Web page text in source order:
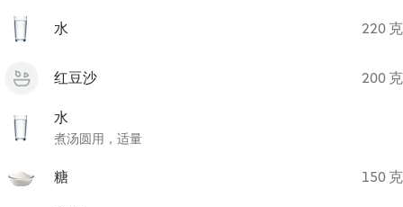
水 220 克
红豆沙 200 克
水
煮汤圆用，适量
糖 150 克